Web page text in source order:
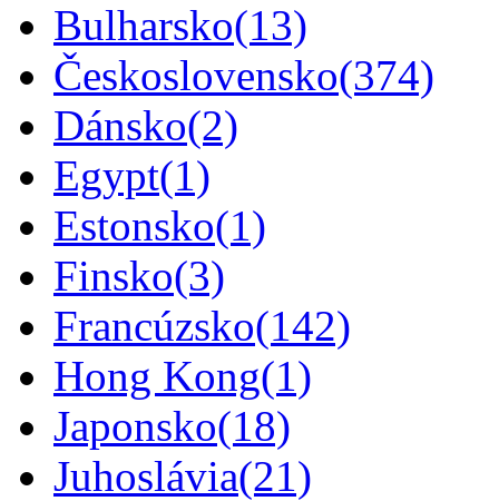
Bulharsko(13)
Československo(374)
Dánsko(2)
Egypt(1)
Estonsko(1)
Finsko(3)
Francúzsko(142)
Hong Kong(1)
Japonsko(18)
Juhoslávia(21)